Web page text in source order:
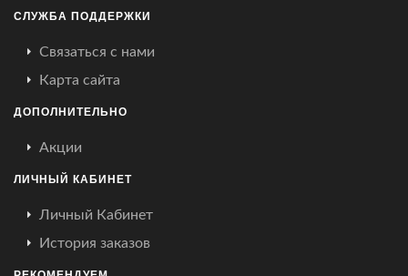
СЛУЖБА ПОДДЕРЖКИ
Связаться с нами
Карта сайта
ДОПОЛНИТЕЛЬНО
Акции
ЛИЧНЫЙ КАБИНЕТ
Личный Кабинет
История заказов